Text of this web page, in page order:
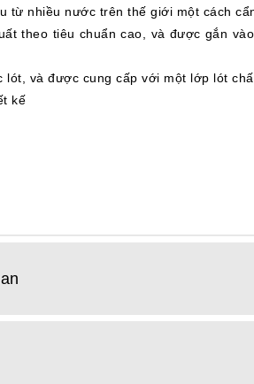
từ nhiều nước trên thế giới một cách
theo tiêu chuẩn cao, và được gắn
và được cung cấp với một lớp lót
kế